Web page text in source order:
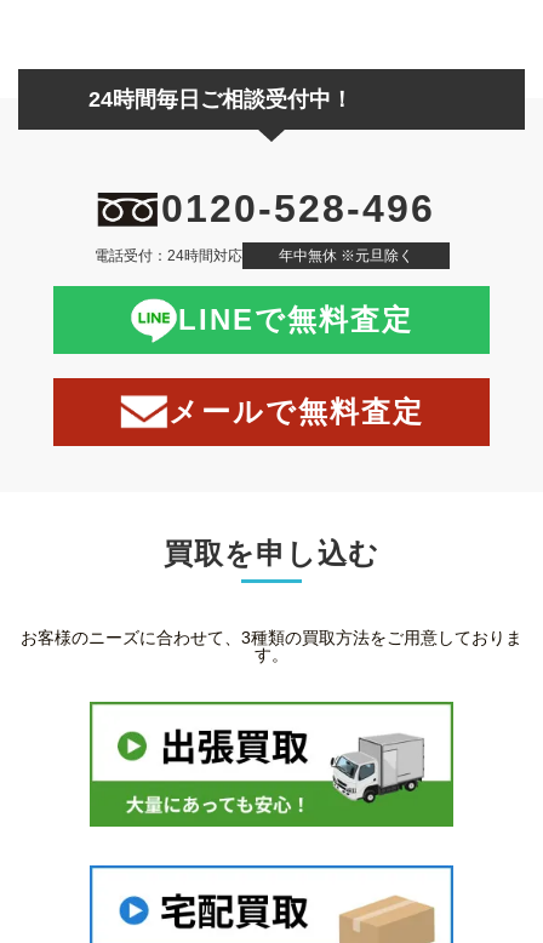
24時間毎日ご相談受付中！
0120-528-496
電話受付：24時間対応 年中無休 ※元旦除く
LINEで無料査定
メールで無料査定
買取を申し込む
お客様のニーズに合わせて、3種類の買取方法をご用意しておりま
す。